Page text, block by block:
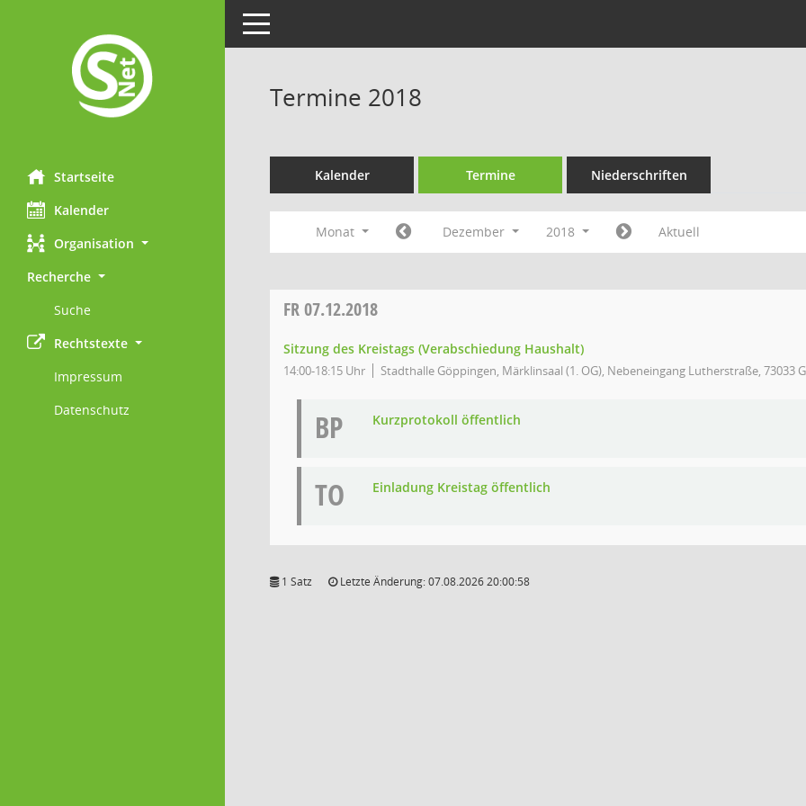
Startseite
Kalender
Organisation
Recherche
Suche
Rechtstexte
Impressum
Datenschutz
Toggle navigation
Termine 2018
Kalender Termine Niederschriften
Monat Dezember 2018 Aktuell
FR07.12.2018
Sitzung des Kreistags (Verabschiedung Haushalt)
14:00-18:15 Uhr Stadthalle Göppingen, Märklinsaal (1. OG), Nebeneingang Lutherstraße, 73033
BP Kurzprotokoll öffentlich
TO Einladung Kreistag öffentlich
1 Satz Letzte Änderung: 07.08.2026 20:00:58